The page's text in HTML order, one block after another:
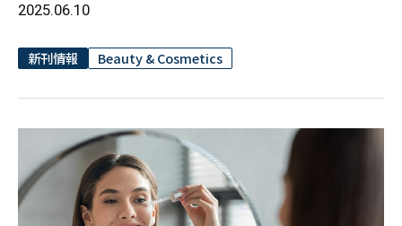
CSR
依頼・受託調査
- 競合調査
- クイックリサーチ
自主企画調査
お客様の声
Online Shop ／ 事業紹介
Pharmaceuticals & Medical
Chemical & Life Sciences
ALL
お知らせ
新刊情報
Recruit ／ 採用情報
採用TOP
2025.06.10
新刊情報 Beauty & Cosmetics